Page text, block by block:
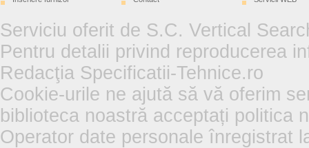
Serviciu oferit de S.C. Vertical
Pentru detalii privind reproducerea
Redacţia Specificatii-Tehnice.ro
Cookie-urile ne ajută să vă oferim
biblioteca noastră acceptați politica
Operator date personale înregistrat